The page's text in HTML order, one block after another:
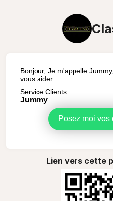
Bonjour, Je m'appelle
vous aider
Service Clients
Jummy
Posez moi vos
Lien vers cette